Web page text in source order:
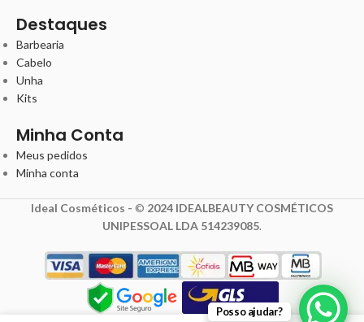
Destaques
Barbearia
Cabelo
Unha
Kits
Minha Conta
Meus pedidos
Minha conta
Ideal Cosméticos - © 2024 IDEALBEAUTY COSMÉTICOS
UNIPESSOAL LDA 514239085.
8,50€ 6,80€ Posso ajudar?